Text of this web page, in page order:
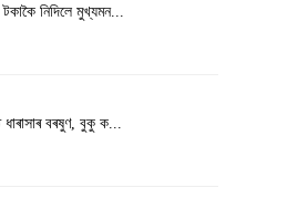
বৰষুণ, বুকু ক...
কৰ্মহীন, এআই বিপ্লৱৰ...